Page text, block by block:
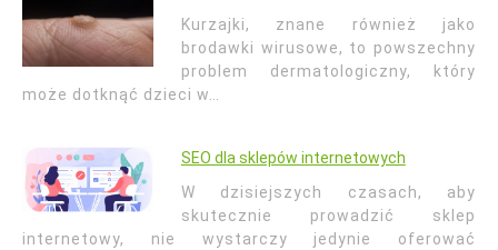
Kurzajki, znane również jako
brodawki wirusowe, to powszechny
problem dermatologiczny, który
może dotknąć dzieci w…
SEO dla sklepów internetowych
W dzisiejszych czasach, aby
skutecznie prowadzić sklep
internetowy, nie wystarczy jedynie oferować